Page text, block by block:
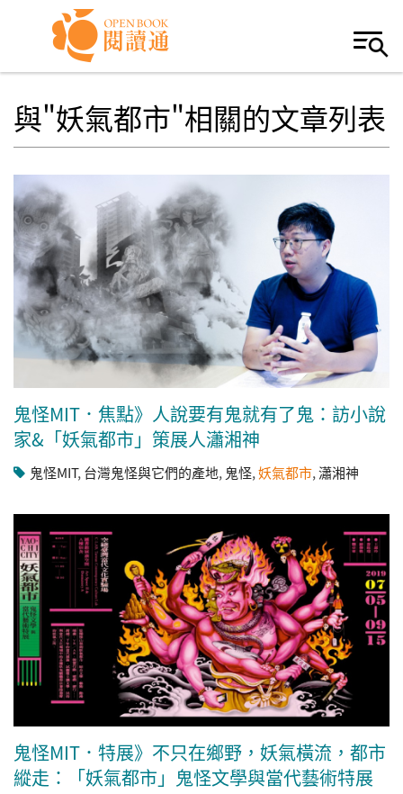
Skip to navigation
移至主內容
與"妖氣都市"相關的文章列表
鬼怪MIT．焦點》人說要有鬼就有了鬼：訪小說
家&「妖氣都市」策展人瀟湘神
鬼怪MIT, 台灣鬼怪與它們的產地, 鬼怪,妖氣都市,瀟湘神
鬼怪MIT．特展》不只在鄉野，妖氣橫流，都市
縱走：「妖氣都市」鬼怪文學與當代藝術特展